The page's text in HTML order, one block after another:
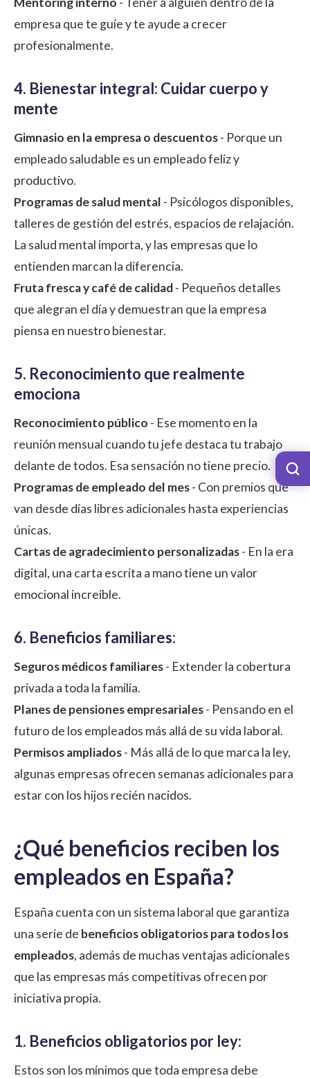
empresa que te guíe y te ayude a crecer
profesionalmente.
4. Bienestar integral: Cuidar cuerpo y
mente
Gimnasio en la empresa o descuentos- Porque un
empleado saludable es un empleado feliz y
productivo.
Programas de salud mental - Psicólogos disponibles,
talleres de gestión del estrés, espacios de relajación.
La salud mental importa, y las empresas que lo
entienden marcan la diferencia.
Fruta fresca y café de calidad- Pequeños detalles
que alegran el día y demuestran que la empresa
piensa en nuestro bienestar.
5. Reconocimiento que realmente
emociona
Reconocimiento público - Ese momento en la
reunión mensual cuando tu jefe destaca tu trabajo
delante de todos. Esa sensación no tiene precio.
Programas de empleado del mes- Con premios que
van desde días libres adicionales hasta experiencias
únicas.
Cartas de agradecimiento personalizadas- En la era
digital, una carta escrita a mano tiene un valor
emocional increíble.
6. Beneficios familiares:
Seguros médicos familiares- Extender la cobertura
privada a toda la familia.
Planes de pensiones empresariales- Pensando en el
futuro de los empleados más allá de su vida laboral.
Permisos ampliados- Más allá de lo que marca la ley,
algunas empresas ofrecen semanas adicionales para
estar con los hijos recién nacidos.
¿Qué beneficios reciben los
empleados en España?
España cuenta con un sistema laboral que garantiza
una serie de beneficios obligatorios para todos los
empleados, además de muchas ventajas adicionales
que las empresas más competitivas ofrecen por
iniciativa propia.
1. Beneficios obligatorios por ley:
Estos son los mínimos que toda empresa debe